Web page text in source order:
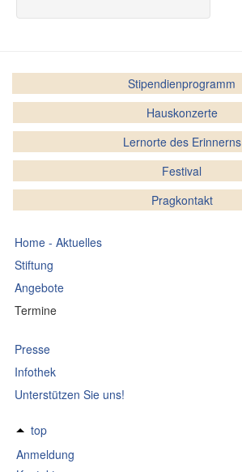
Stipendienprogramm
Hauskonzerte
Lernorte des Erinnerns
Festival
Pragkontakt
Home - Aktuelles
Stiftung
Angebote
Termine
Presse
Infothek
Unterstützen Sie uns!
top
Anmeldung